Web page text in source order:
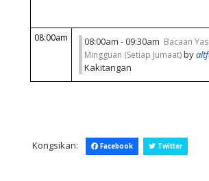
08:00am 08:00am - 09:30am Bacaan
Mingguan (Setiap Jumaat)by
Kakitangan
Kongsikan: Facebook Twitter